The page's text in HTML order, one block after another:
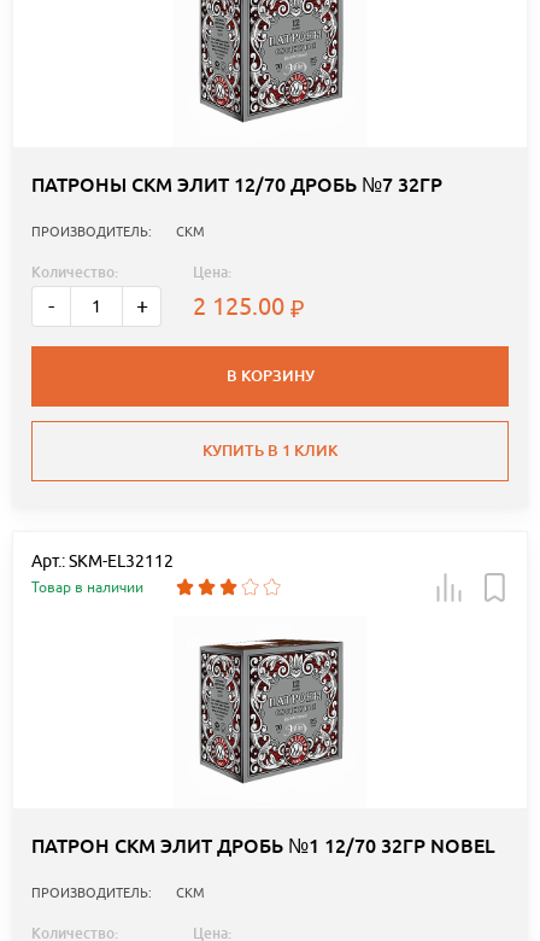
ПАТРОНЫ СКМ ЭЛИТ 12/70 ДРОБЬ №7 32ГР
ПРОИЗВОДИТЕЛЬ: СКМ
Количество:
- +
Цена:
2 125.00
В КОРЗИНУ
КУПИТЬ В 1 КЛИК
Арт.: SKM-EL32112
Товар в наличии
ПАТРОН СКМ ЭЛИТ ДРОБЬ №1 12/70 32ГР NOBEL
ПРОИЗВОДИТЕЛЬ: СКМ
Количество: Цена: